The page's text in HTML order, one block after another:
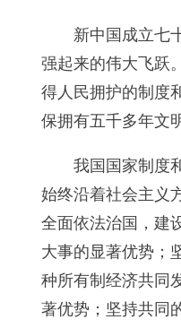
新中国成立七
强起来的伟大飞跃
得人民拥护的制度
保拥有五千多年文
我国国家制度
始终沿着社会主义
全面依法治国，建
大事的显著优势；
种所有制经济共同
著优势；坚持共同